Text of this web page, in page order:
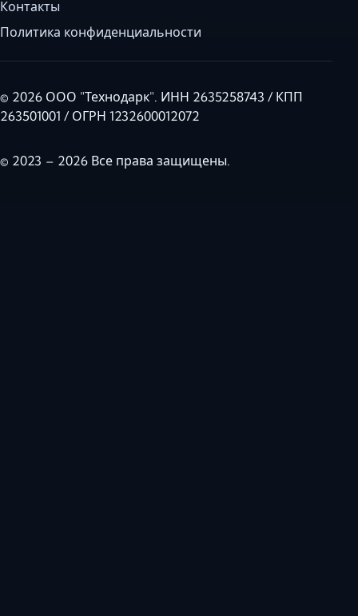
Контакты
Политика конфиденциальности
© 2026 ООО "Технодарк". ИНН 2635258743 / КПП
263501001 / ОГРН 1232600012072
© 2023 – 2026 Все права защищены.